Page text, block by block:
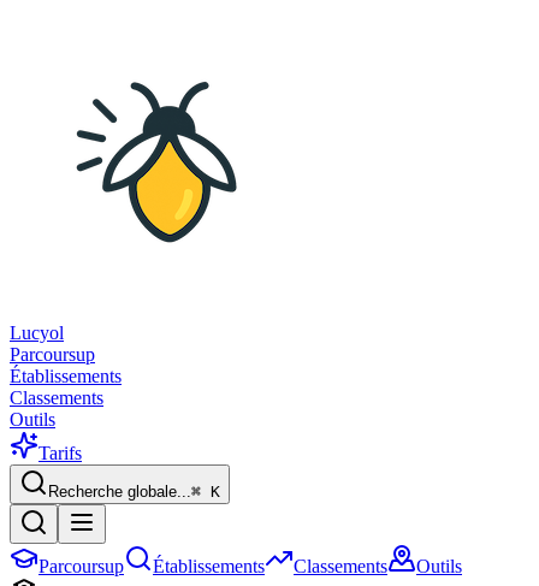
Lucyol
Parcoursup
Établissements
Classements
Outils
Tarifs
Recherche globale...⌘ K
Parcoursup Établissements Classements
Outils